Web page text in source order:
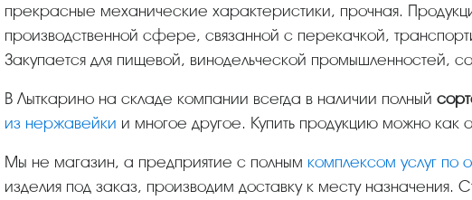
прекрасные механические характеристики, прочная.
производственной сфере, связанной с перекачкой,
Закупается для пищевой, винодельческой промышленностей,
В Лыткарино на складе компании всегда в наличии полный
из нержавейки и многое другое. Купить продукцию можно как
Мы не магазин, а предприятие с полным комплексом услуг по
изделия под заказ, производим доставку к месту назначения.